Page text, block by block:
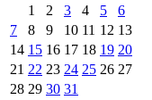
1
2 3 4 5
6
7
8 9 10 11 12 13
14 15 16 17 18 19 20
21 22 23 24 25 26 27
28 29 30 31